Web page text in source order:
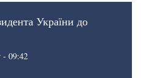
України до
- 09:42